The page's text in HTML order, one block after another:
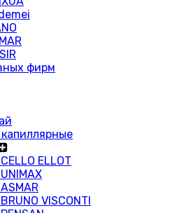
фирм
ELLOT
VISCONTI